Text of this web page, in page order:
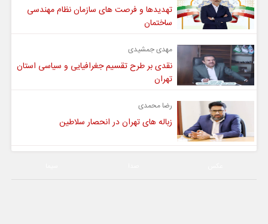
تهدیدها و فرصت های سازمان نظام مهندسی
ساختمان
مهدی جمشیدی
نقدی بر طرح تقسیم جغرافیایی و سیاسی استان
تهران
رضا محمدی
زباله های تهران در انحصار سلاطین